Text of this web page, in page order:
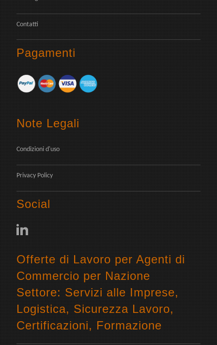
Contatti
Pagamenti
Note Legali
Condizioni d'uso
Privacy Policy
Social
Offerte di Lavoro per Agenti di
Commercio per Nazione
Settore: Servizi alle Imprese,
Logistica, Sicurezza Lavoro,
Certificazioni, Formazione